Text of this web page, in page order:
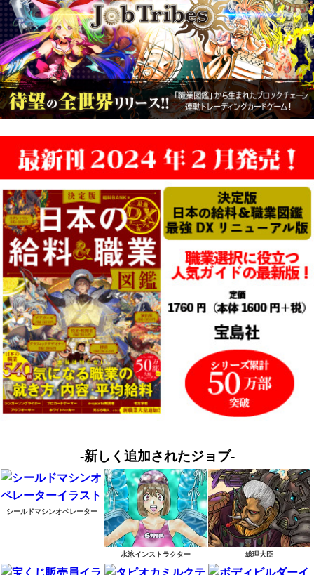
-新しく追加されたジョブ-
シールドマシンオペレーター
水泳インストラクター 総理大臣